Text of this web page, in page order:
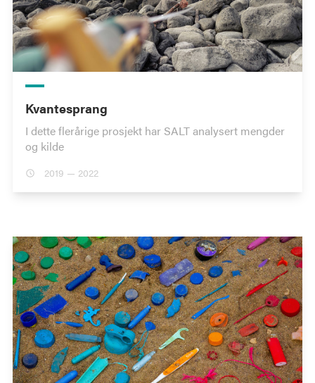
Kvantesprang
I dette flerårige prosjekt har SALT analysert mengder
og kilde
2019 — 2022